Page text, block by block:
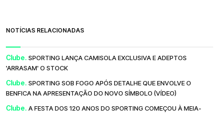
NOTÍCIAS RELACIONADAS
Clube. SPORTING LANÇA CAMISOLA EXCLUSIVA E ADEPTOS
'ARRASAM' O STOCK
Clube. SPORTING SOB FOGO APÓS DETALHE QUE ENVOLVE O
BENFICA NA APRESENTAÇÃO DO NOVO SÍMBOLO (VÍDEO)
Clube. A FESTA DOS 120 ANOS DO SPORTING COMEÇOU À MEIA-